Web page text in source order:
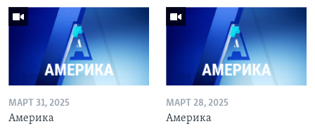
МАРТ 31, 2025
Америка
МАРТ 28, 2025
Америка